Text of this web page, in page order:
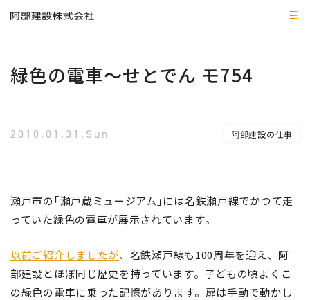
緑色の電車～せとでん モ754
2010.01.31.Sun 阿部建設の仕事
瀬戸市の｢瀬戸蔵ミュージアム｣には名鉄瀬戸線でかつて走
っていた緑色の電車が展示されています。
以前ご紹介しましたが、名鉄瀬戸線も100周年を迎え、阿
部建設とほぼ同じ歴史を持っています。子どもの頃よくこ
の緑色の電車に乗った記憶があります。扉は手動で動かし